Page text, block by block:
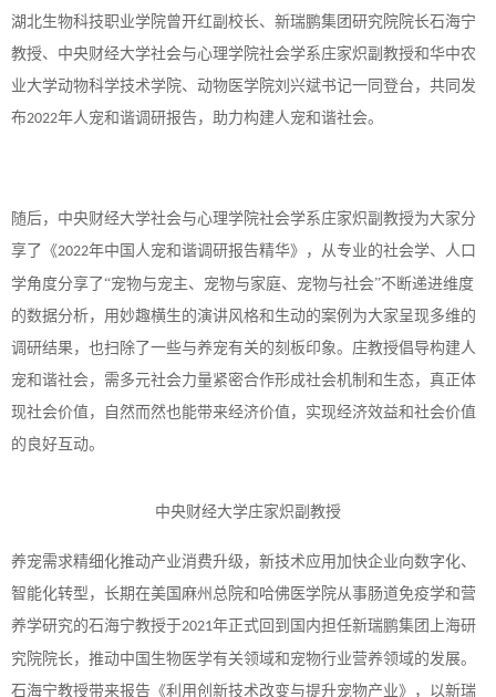
湖北生物科技职业学院曾开红副校长、新瑞鹏集团研究院院长石海宁
教授、中央财经大学社会与心理学院社会学系庄家炽副教授和华中农
业大学动物科学技术学院、动物医学院刘兴斌书记一同登台，共同发
布2022年人宠和谐调研报告，助力构建人宠和谐社会。
随后，中央财经大学社会与心理学院社会学系庄家炽副教授为大家分
享了《2022年中国人宠和谐调研报告精华》，从专业的社会学、人口
学角度分享了“宠物与宠主、宠物与家庭、宠物与社会”不断递进维度
的数据分析，用妙趣横生的演讲风格和生动的案例为大家呈现多维的
调研结果，也扫除了一些与养宠有关的刻板印象。庄教授倡导构建人
宠和谐社会，需多元社会力量紧密合作形成社会机制和生态，真正体
现社会价值，自然而然也能带来经济价值，实现经济效益和社会价值
的良好互动。
中央财经大学庄家炽副教授
养宠需求精细化推动产业消费升级，新技术应用加快企业向数字化、
智能化转型，长期在美国麻州总院和哈佛医学院从事肠道免疫学和营
养学研究的石海宁教授于2021年正式回到国内担任新瑞鹏集团上海研
究院院长，推动中国生物医学有关领域和宠物行业营养领域的发展。
石海宁教授带来报告《利用创新技术改变与提升宠物产业》，以新瑞